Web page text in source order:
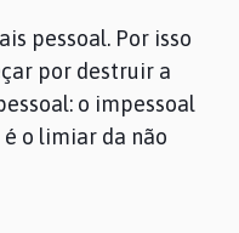
pessoal. Por isso
por destruir a
o impessoal
o limiar da não